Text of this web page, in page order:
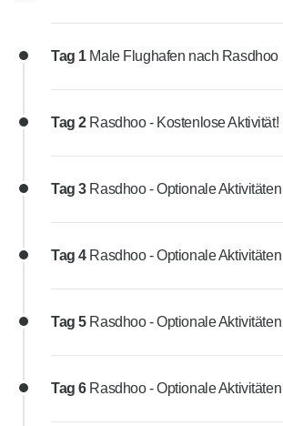
Tag 1 Male Flughafen nach Rasdhoo
Tag 2 Rasdhoo - Kostenlose Aktivität!
Tag 3 Rasdhoo - Optionale Aktivitäten
Tag 4 Rasdhoo - Optionale Aktivitäten
Tag 5 Rasdhoo - Optionale Aktivitäten
Tag 6 Rasdhoo - Optionale Aktivitäten